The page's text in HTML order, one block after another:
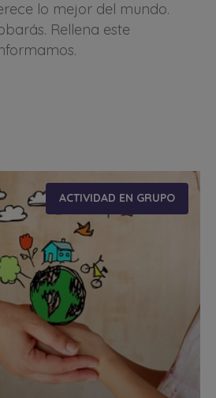
lo mejor del mundo.
Rellena este
ACTIVIDAD EN GRUPO